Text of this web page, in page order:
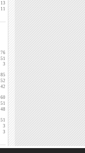
13
11
76
51
3
85
52
42
60
51
48
51
3
3